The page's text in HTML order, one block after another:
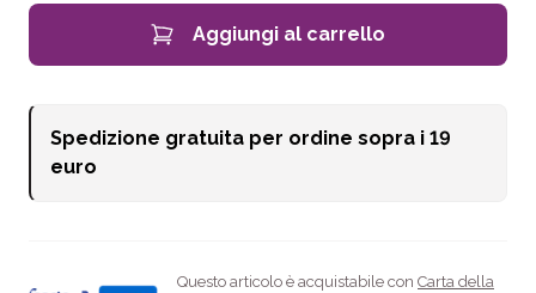
Aggiungi al carrello
Spedizione gratuita per ordine sopra i 19
euro
Questo articolo è acquistabile con Carta della